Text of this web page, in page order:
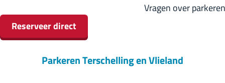
a
l
N
Vragen over parkeren
Reserveer direct
Parkeren Terschelling en Vlieland